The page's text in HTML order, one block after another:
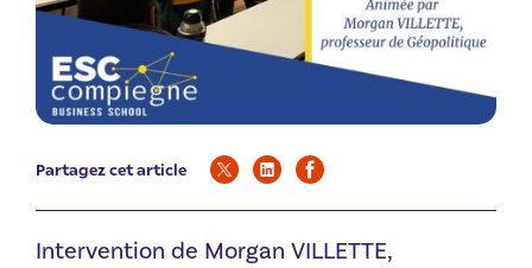
Partagez cet article
Intervention de Morgan VILLETTE,